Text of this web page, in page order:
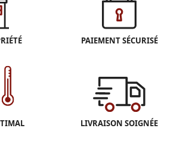
PAIEMENT SÉCURISÉ
LIVRAISON SOIGNÉE